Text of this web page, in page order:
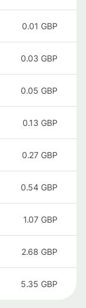
0.01 GBP
0.03 GBP
0.05 GBP
0.13 GBP
0.27 GBP
0.54 GBP
1.07 GBP
2.68 GBP
5.35 GBP